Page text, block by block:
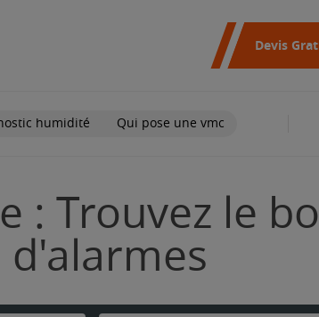
Devis
humidité Qui pose une vmc
: Trouvez le
d'alarmes